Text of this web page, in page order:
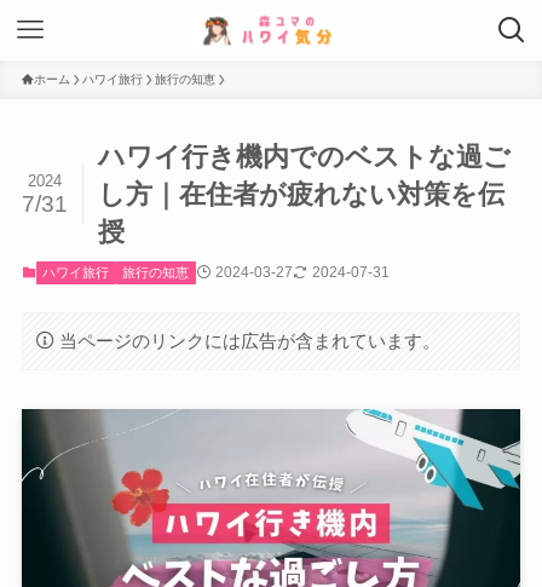
ホーム ハワイ旅行 旅行の知恵
ハワイ行き機内でのベストな過ご
し方｜在住者が疲れない対策を伝
授
2024
7/31
ハワイ旅行 旅行の知恵 2024-03-27 2024-07-31
当ページのリンクには広告が含まれています。